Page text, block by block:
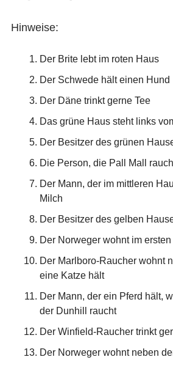
Hinweise:
Der Brite lebt im roten Haus
Der Schwede hält einen Hund
Der Däne trinkt gerne Tee
Das grüne Haus steht links
Der Besitzer des grünen
Die Person, die Pall Mall
Der Mann, der im mittleren
Milch
Der Besitzer des gelben
Der Norweger wohnt im
Der Marlboro-Raucher wohnt
eine Katze hält
Der Mann, der ein Pferd hält,
der Dunhill raucht
Der Winfield-Raucher trinkt
Der Norweger wohnt neben